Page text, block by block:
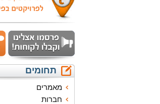
תחומים
מאמרים
חברות